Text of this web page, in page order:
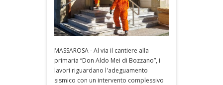
MASSAROSA - Al via il cantiere alla
primaria “Don Aldo Mei di Bozzano”, i
lavori riguardano l'adeguamento
sismico con un intervento complessivo